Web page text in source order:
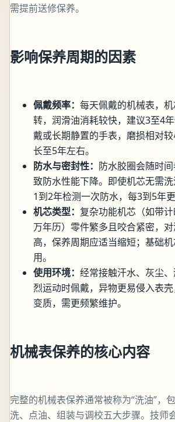
需提前送修保养。
影响保养周期的因素
佩戴频率： 每天佩戴的机械表，
转，润滑油消耗较快，建议3至4
戴或长期静置的手表，磨损相对
长至5年左右。
防水与密封性： 防水胶圈会随时
致防水性能下降。即使机芯无需
1到2年检测一次防水，每3到5年更
机芯类型： 复杂功能机芯（如带计
万年历）零件繁多且咬合紧密，
高，保养周期应适当缩短；基础
用。
使用环境： 经常接触汗水、灰尘
烈运动时佩戴，异物更易侵入表
变质，需更频繁维护。
机械表保养的核心内容
完整的机械表保养通常被称为“洗油”，
洗、点油、组装与调校五大步骤。技师